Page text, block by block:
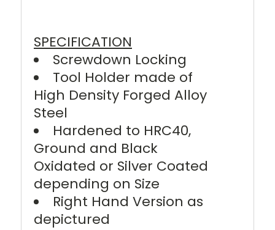
SPECIFICATION
Screwdown Locking
Tool Holder made of
High Density Forged Alloy
Steel
Hardened to HRC40,
Ground and Black
Oxidated or Silver Coated
depending on Size
Right Hand Version as
depictured